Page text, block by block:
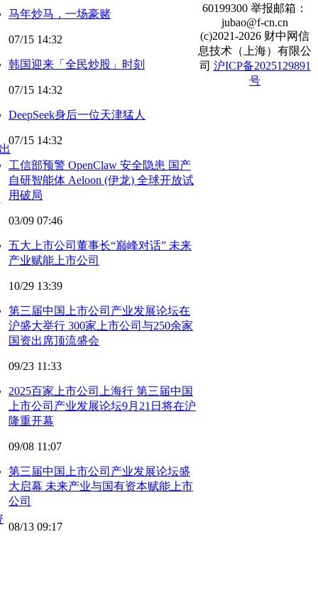
马年炒马，一场豪赌
07/15 14:32
韩国迎来「全民炒股」时刻
07/15 14:32
DeepSeek身后一位天津猛人
07/15 14:32
工信部预警 OpenClaw 安全隐患 国产
自研智能体 Aeloon (伊龙) 全球开放试
用破局
03/09 07:46
五大上市公司董事长“巅峰对话” 未来
产业赋能上市公司
10/29 13:39
第三届中国上市公司产业发展论坛在
沪盛大举行 300家上市公司与250余家
国资出席顶流盛会
09/23 11:33
2025百家上市公司上海行 第三届中国
上市公司产业发展论坛9月21日将在沪
隆重开幕
09/08 11:07
第三届中国上市公司产业发展论坛盛
大启幕 未来产业与国有资本赋能上市
公司
08/13 09:17
60199300 举报邮箱：
jubao@f-cn.cn
(c)2021-2026 财中网信
息技术（上海）有限公
司 沪ICP备2025129891
号